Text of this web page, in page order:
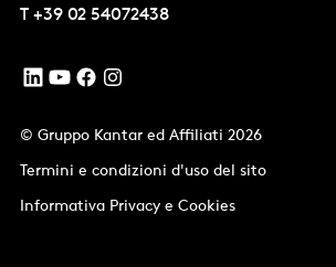
T +39 02 54072438
© Gruppo Kantar ed Affiliati 2026
Termini e condizioni d'uso del sito
Informativa Privacy e Cookies